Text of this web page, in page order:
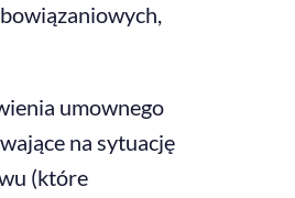
umownego
na sytuację
(które